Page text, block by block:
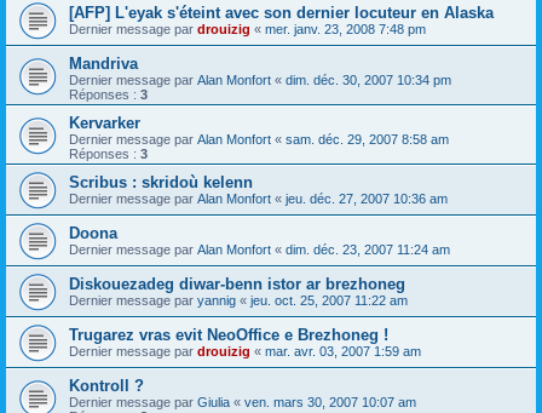
[AFP] L'eyak s'éteint avec son dernier locuteur en Alaska
Dernier message par drouizig « mer. janv. 23, 2008 7:48 pm
Mandriva
Dernier message par Alan Monfort « dim. déc. 30, 2007 10:34 pm
Réponses : 3
Kervarker
Dernier message par Alan Monfort « sam. déc. 29, 2007 8:58 am
Réponses : 3
Scribus : skridoù kelenn
Dernier message par Alan Monfort « jeu. déc. 27, 2007 10:36 am
Doona
Dernier message par Alan Monfort « dim. déc. 23, 2007 11:24 am
Diskouezadeg diwar-benn istor ar brezhoneg
Dernier message par yannig « jeu. oct. 25, 2007 11:22 am
Trugarez vras evit NeoOffice e Brezhoneg !
Dernier message par drouizig « mar. avr. 03, 2007 1:59 am
Kontroll ?
Dernier message par Giulia « ven. mars 30, 2007 10:07 am